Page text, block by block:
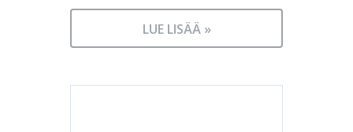
LUE LISÄÄ »